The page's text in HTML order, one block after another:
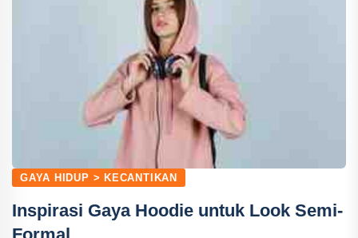
GAYA HIDUP > KECANTIKAN
Inspirasi Gaya Hoodie untuk Look Semi-